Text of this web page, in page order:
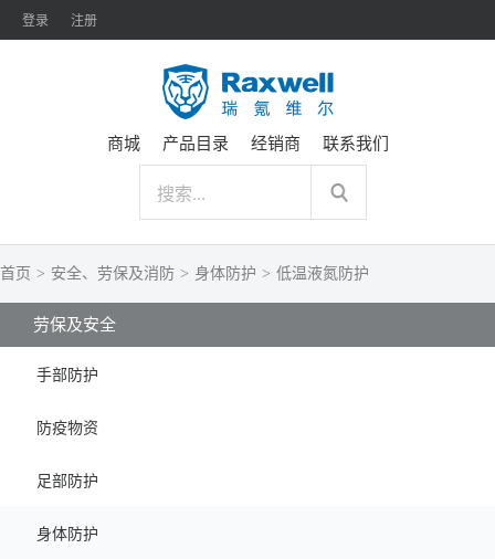
登录 注册
商城 产品目录 经销商 联系我们
首页 > 安全、劳保及消防 > 身体防护 > 低温液氮防护
劳保及安全
手部防护
防疫物资
足部防护
身体防护